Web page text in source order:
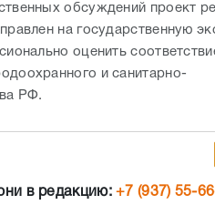
обсуждений проект
на государственную
оценить
и санитарно-
РФ.
в редакцию:+7 (937) 55-